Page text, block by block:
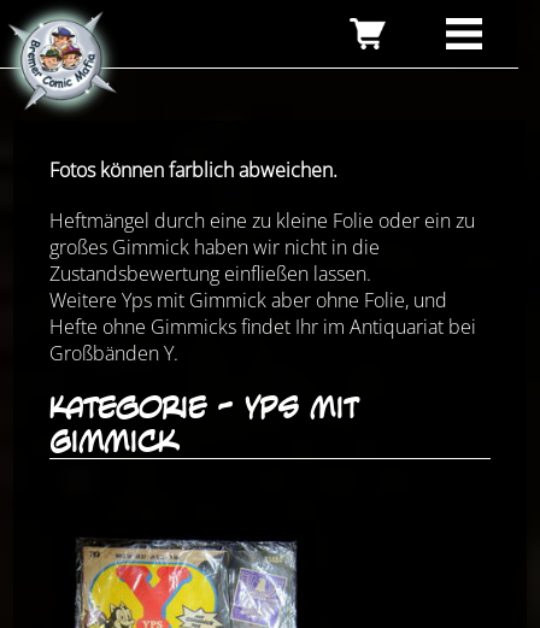
Fotos können farblich abweichen.
Heftmängel durch eine zu kleine Folie oder ein zu
großes Gimmick haben wir nicht in die
Zustandsbewertung einfließen lassen.
Weitere Yps mit Gimmick aber ohne Folie, und
Hefte ohne Gimmicks findet Ihr im Antiquariat bei
Großbänden Y.
Kategorie - Yps mit
Gimmick